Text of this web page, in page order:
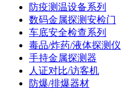
防疫测温设备系列
数码金属探测安检门
车底安全检查系列
毒品/炸药/液体探测仪
手持金属探测器
人证对比/访客机
防爆/排爆器材